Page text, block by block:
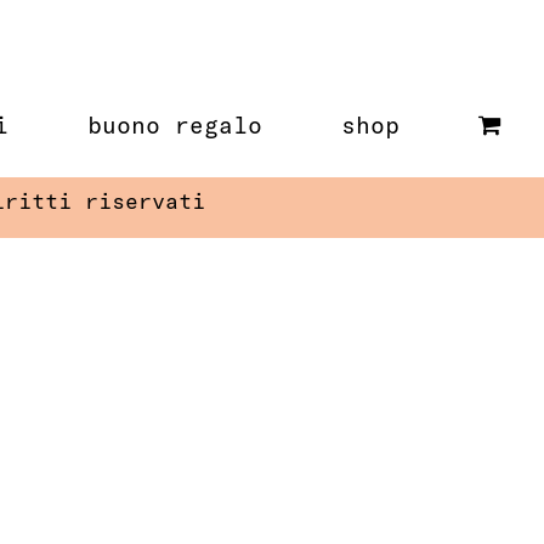
buono regalo shop
i diritti riservati